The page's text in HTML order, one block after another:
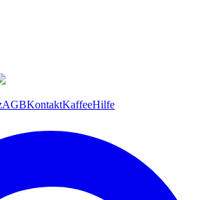
AGBKontaktKaffeeHilfe